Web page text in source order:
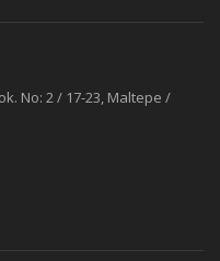
No: 2 / 17-23, Maltepe /